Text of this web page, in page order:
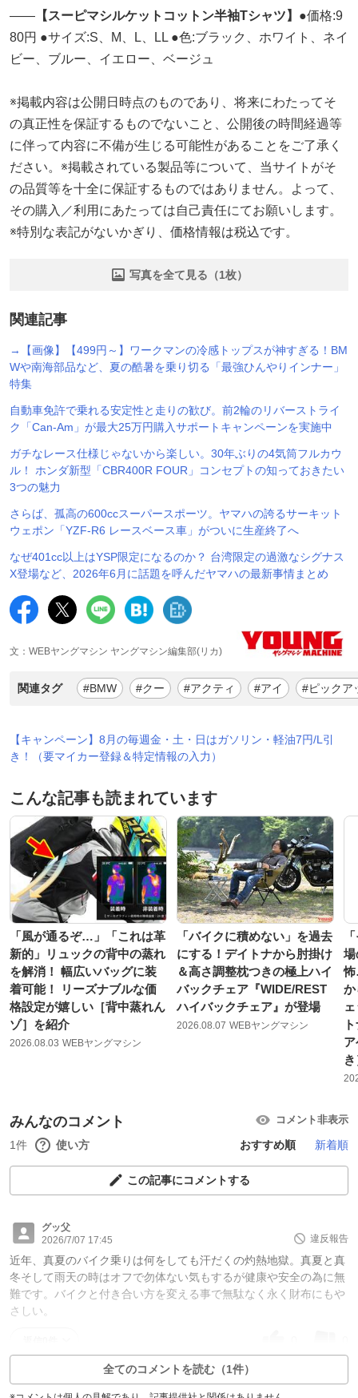
―― 【スーピマシルケットコットン半袖Tシャツ】 ●価格:9
80円 ●サイズ:S、M、L、LL ●色:ブラック、ホワイト、ネイ
ビー、ブルー、イエロー、ベージュ
※掲載内容は公開日時点のものであり、将来にわたってそ
の真正性を保証するものでないこと、公開後の時間経過等
に伴って内容に不備が生じる可能性があることをご了承く
ださい。※掲載されている製品等について、当サイトがそ
の品質等を十全に保証するものではありません。よって、
その購入／利用にあたっては自己責任にてお願いします。
※特別な表記がないかぎり、価格情報は税込です。
写真を全て見る（1枚）
関連記事
→【画像】【499円～】ワークマンの冷感トップスが神すぎる！BM
Wや南海部品など、夏の酷暑を乗り切る「最強ひんやりインナー」
特集
自動車免許で乗れる安定性と走りの歓び。前2輪のリバーストライ
ク「Can-Am」が最大25万円購入サポートキャンペーンを実施中
ガチなレース仕様じゃないから楽しい。30年ぶりの4気筒フルカウ
ル！ ホンダ新型「CBR400R FOUR」コンセプトの知っておきたい
3つの魅力
さらば、孤高の600ccスーパースポーツ。ヤマハの誇るサーキット
ウェポン「YZF-R6 レースベース車」がついに生産終了へ
なぜ401cc以上はYSP限定になるのか？ 台湾限定の過激なシグナス
X登場など、2026年6月に話題を呼んだヤマハの最新事情まとめ
文：WEBヤングマシン ヤングマシン編集部(リカ)
関連タグ #BMW #クー #アクティ #アイ #ピックア
【キャンペーン】8月の毎週金・土・日はガソリン・軽油7円/L引
き！（要マイカー登録＆特定情報の入力）
こんな記事も読まれています
「風が通るぞ…」「これは革
新的」リュックの背中の蒸れ
を解消！ 幅広いバッグに装
着可能！ リーズナブルな価
格設定が嬉しい［背中蒸れん
ゾ］を紹介
2026.08.03 WEBヤングマシン
「バイクに積めない」を過去
にする！デイトナから肘掛け
＆高さ調整枕つきの極上ハイ
バックチェア『WIDE/REST
ハイバックチェア』が登場
2026.08.07 WEBヤングマシン
場
か
みんなのコメント コメント非表示
1件 使い方 おすすめ順 新着順
この記事にコメントする
グッ父
2026/7/07 17:45
違反報告
近年、真夏のバイク乗りは何をしても汗だくの灼熱地獄。真夏と真
冬そして雨天の時はオフで勿体ない気もするが健康や安全の為に無
難です。バイクと付き合い方を変える事で無駄なく永く財布にもや
さしい。
全てのコメントを読む（1件）